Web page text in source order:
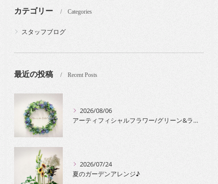
カテゴリー Categories
スタッフブログ
最近の投稿 Recent Posts
2026/08/06
アーティフィシャルフラワー/グリーン&ラベンダーのリース
2026/07/24
夏のガーデンアレンジ♪